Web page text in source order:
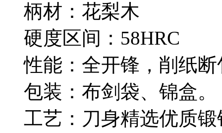
柄材：花梨木
硬度区间：58HRC
性能：全开锋，削纸
包装：布剑袋、锦盒。
工艺：刀身精选优质